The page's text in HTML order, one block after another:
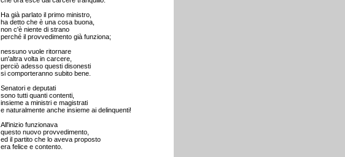
Ha già parlato il primo ministro,
ha detto che è una cosa buona,
non c'è niente di strano
perché il provvedimento già funziona;
nessuno vuole ritornare
un'altra volta in carcere,
perciò adesso questi disonesti
si comporteranno subito bene.
Senatori e deputati
sono tutti quanti contenti,
insieme a ministri e magistrati
e naturalmente anche insieme ai delinquenti!
All'inizio funzionava
questo nuovo provvedimento,
ed il partito che lo aveva proposto
era felice e contento.